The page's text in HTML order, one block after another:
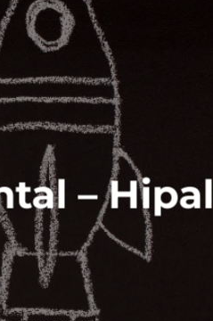
– Hipal